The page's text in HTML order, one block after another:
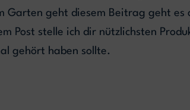
Garten geht diesem Beitrag geht es
Post stelle ich dir nützlichsten
gehört haben sollte.